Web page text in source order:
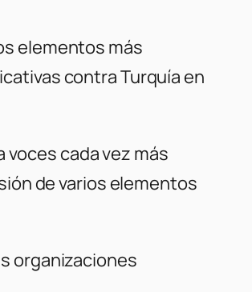
elementos más
contra Turquía en
voces cada vez más
de varios elementos
organizaciones